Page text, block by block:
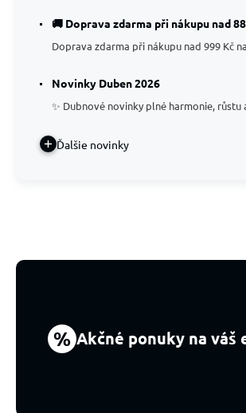
🚚 Doprava zdarma při nákupu nad
Doprava zdarma při nákupu nad 999 Kč
Novinky Duben 2026
✨ Dubnové novinky plné harmonie, růstu
Ďalšie novinky
% Akčné ponuky na váš